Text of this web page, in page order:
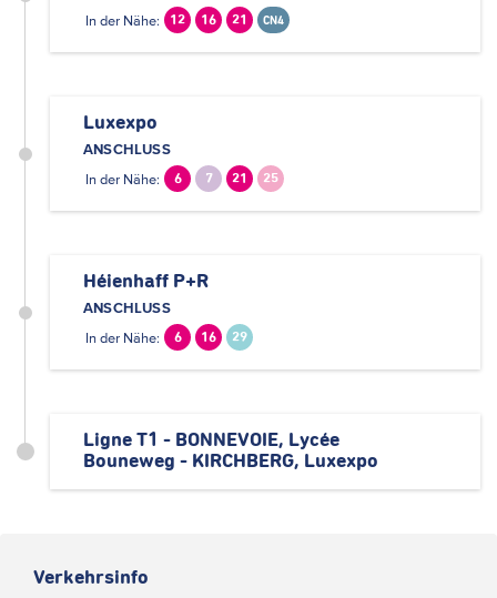
Verkehrsinfo
In der Nähe:
12 16 21 CN4
Luxexpo
ANSCHLUSS
In der Nähe:
6 7 21 25
Héienhaff P+R
ANSCHLUSS
In der Nähe:
6 16 29
Ligne T1 - BONNEVOIE, Lycée
Bouneweg - KIRCHBERG, Luxexpo